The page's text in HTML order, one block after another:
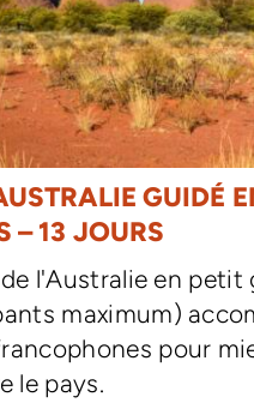
GUIDÉ
– 13 JOURS
l'Australie en petit
maximum)
pour
le pays.